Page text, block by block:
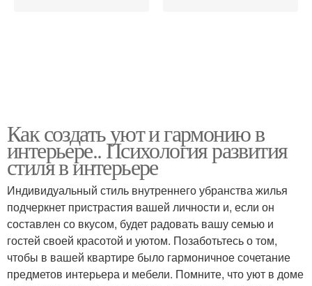
Как создать уют и гармонию в
интерьере.. Психология развития
стиля в интерьере
Индивидуальный стиль внутреннего убранства жилья
подчеркнет пристрастия вашей личности и, если он
составлен со вкусом, будет радовать вашу семью и
гостей своей красотой и уютом. Позаботьтесь о том,
чтобы в вашей квартире было гармоничное сочетание
предметов интерьера и мебели. Помните, что уют в доме